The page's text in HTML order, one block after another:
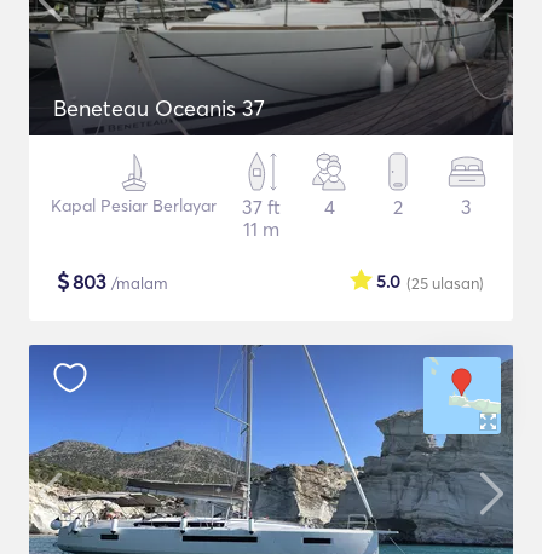
Beneteau Oceanis 37
Kapal Pesiar Berlayar
37 ft
11 m
4 2 3
$803 /malam (25 ulasan)
5.0